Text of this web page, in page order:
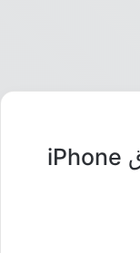
“Wonderlust” موعِد إطلاق iPhone